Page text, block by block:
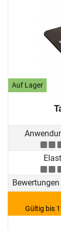
Auf Lager
Bewertungen
Gültig bis